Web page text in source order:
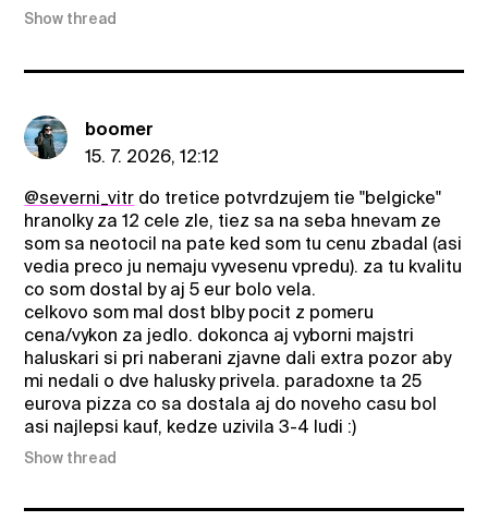
Show thread
boomer
15. 7. 2026, 12:12
@severni_vitr do tretice potvrdzujem tie "belgicke"
hranolky za 12 cele zle, tiez sa na seba hnevam ze
som sa neotocil na pate ked som tu cenu zbadal (asi
vedia preco ju nemaju vyvesenu vpredu). za tu kvalitu
co som dostal by aj 5 eur bolo vela.
celkovo som mal dost blby pocit z pomeru
cena/vykon za jedlo. dokonca aj vyborni majstri
haluskari si pri naberani zjavne dali extra pozor aby
mi nedali o dve halusky privela. paradoxne ta 25
eurova pizza co sa dostala aj do noveho casu bol
asi najlepsi kauf, kedze uzivila 3-4 ludi :)
Show thread